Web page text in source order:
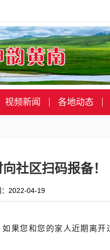
视频新闻 各地动态
社区扫码报备！
：2022-04-19
果您和您的家人近期离